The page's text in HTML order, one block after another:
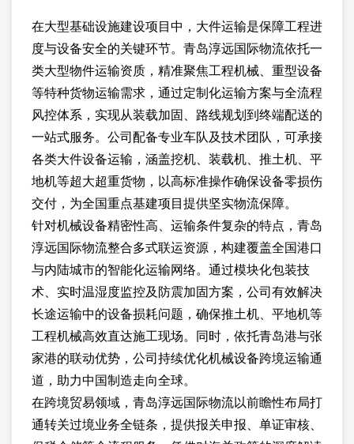
在大型基础设施建设项目中，大件运输是保障工程进
度与设备安全的关键环节。青岛淳远国际物流依托一
类大型物件运输资质，精准聚焦工程机械、重型设备
等特种货物运输需求，通过定制化运输方案与全流程
风控体系，实现从装载加固、路线规划到终端配送的
一站式服务。公司配备专业车队及技术团队，可承接
各类大件设备运输，涵盖挖机、装载机、推土机、平
地机等超大超重货物，以高标准操作确保设备零损伤
交付，为全国重点基建项目提供坚实物流保障。
针对机械设备精密性高、运输条件复杂的特点，青岛
淳远国际物流整合多式联运资源，构建覆盖全国港口
与内陆城市的智能化运输网络。通过模块化包装技
术、实时温湿度监控及防震加固方案，公司有效解决
长途运输中的设备损耗问题，确保推土机、平地机等
工程机械高效直达施工现场。同时，依托青岛港与张
家港的联动优势，公司持续优化机械设备跨境运输通
道，助力中国制造走向全球。
在跨境贸易领域，青岛淳远国际物流以前瞻性布局打
通转关过境业务全链条，提供报关申报、单证审核、